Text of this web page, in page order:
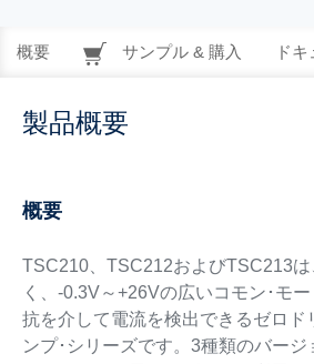
概要 サンプル & 購入 ド
製品概要
概要
TSC210、TSC212およびTSC213
く、-0.3V～+26Vの広いコモン･モ
抗を介して電流を検出できるゼロド
ンプ･シリーズです。3種類のバー